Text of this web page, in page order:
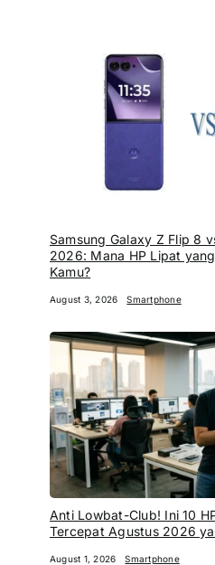
Samsung Galaxy Z Flip 8
2026: Mana HP Lipat
Kamu?
August 3, 2026 Smartphone
Anti Lowbat-Club! Ini 10
Tercepat Agustus 2026
August 1, 2026 Smartphone